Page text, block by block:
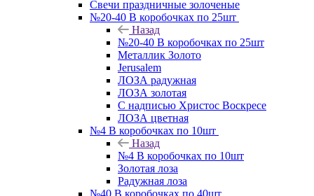
Свечи праздничные золоченые
№20-40 В коробочках по 25шт
Назад
№20-40 В коробочках по 25шт
Металлик Золото
Jerusalem
ЛОЗА радужная
ЛОЗА золотая
С надписью Христос Воскресе
ЛОЗА цветная
№4 В коробочках по 10шт
Назад
№4 В коробочках по 10шт
Золотая лоза
Радужная лоза
№40 В коробочках по 40шт